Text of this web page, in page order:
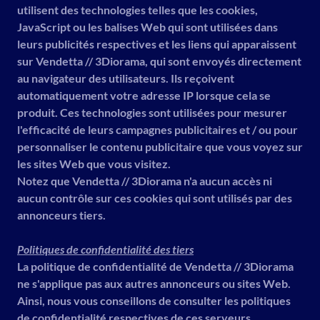
utilisent des technologies telles que les cookies,
JavaScript ou les balises Web qui sont utilisées dans
leurs publicités respectives et les liens qui apparaissent
sur Vendetta // 3Diorama, qui sont envoyés directement
au navigateur des utilisateurs. Ils reçoivent
automatiquement votre adresse IP lorsque cela se
produit. Ces technologies sont utilisées pour mesurer
l'efficacité de leurs campagnes publicitaires et / ou pour
personnaliser le contenu publicitaire que vous voyez sur
les sites Web que vous visitez.
Notez que Vendetta // 3Diorama n'a aucun accès ni
aucun contrôle sur ces cookies qui sont utilisés par des
annonceurs tiers.
Politiques de confidentialité des tiers
La politique de confidentialité de Vendetta // 3Diorama
ne s'applique pas aux autres annonceurs ou sites Web.
Ainsi, nous vous conseillons de consulter les politiques